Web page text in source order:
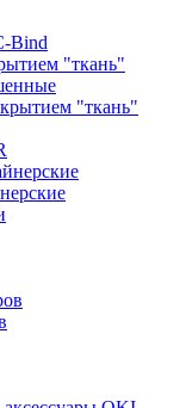
Bind
"ткань"
"ткань"